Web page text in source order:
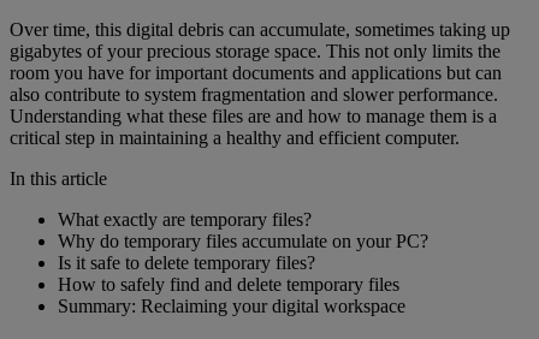
Over time, this digital debris can accumulate, sometimes taking up
gigabytes of your precious storage space. This not only limits the
room you have for important documents and applications but can
also contribute to system fragmentation and slower performance.
Understanding what these files are and how to manage them is a
critical step in maintaining a healthy and efficient computer.
In this article
What exactly are temporary files?
Why do temporary files accumulate on your PC?
Is it safe to delete temporary files?
How to safely find and delete temporary files
Summary: Reclaiming your digital workspace